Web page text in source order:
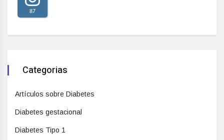
87
Categorias
Artículos sobre Diabetes
Diabetes gestacional
Diabetes Tipo 1